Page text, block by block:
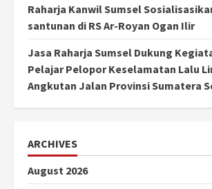
Raharja Kanwil Sumsel
santunan di RS Ar-Royan Ogan Ilir
Jasa Raharja Sumsel Dukung
Pelajar Pelopor Keselamatan Lalu
Angkutan Jalan Provinsi Sumatera
ARCHIVES
August 2026